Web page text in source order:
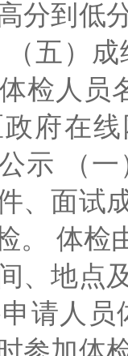
分到低
五）
检人员
府在
示 （
、面试
。 体检
、地点
请人